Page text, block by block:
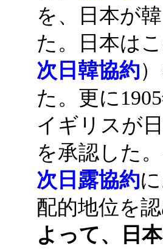
を、日本が
た。日本は
次日韓協約
た。更に
イギリスが
を承認した
次日露協約
配的地位を
よって、日